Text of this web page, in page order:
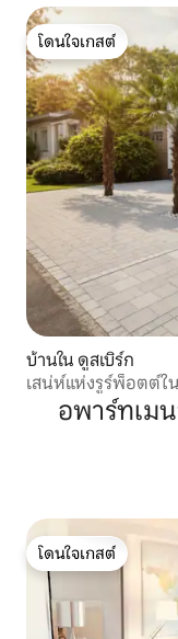
โดนใจเกสต์
โดนใจเกสต์
บ้านใน ดูสเบิร์ก
เสน่ห์แห่งรูร์พ็อตต์ใ
อพาร์ทเม
โดนใจเกสต์
โดนใจเกสต์